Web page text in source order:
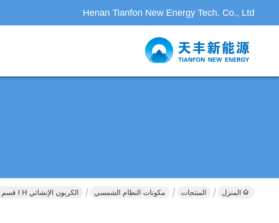
Henan Tianfon New Energy Tech. Co., Ltd
المنزل المنتجات مكونات النظام الشمسي الكربون الإنشائي I H قسم شعاع الصلب المجلفن لهياكل تركيب الطاقة الشمسية